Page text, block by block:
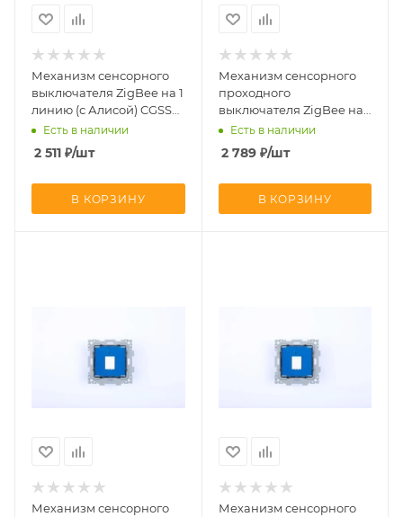
Механизм сенсорного
выключателя ZigBee на 1
линию (с Алисой) CGSS
Альфа UNION-L1ZB
Есть в наличии
2 511 ₽/шт
В КОРЗИНУ
Механизм сенсорного
проходного
выключателя ZigBee на 1
линию (с Алисой) CGSS
Альфа UNION-L1ZBP
Есть в наличии
2 789₽/шт
В КОРЗИНУ
Механизм сенсорного
Механизм сенсорного